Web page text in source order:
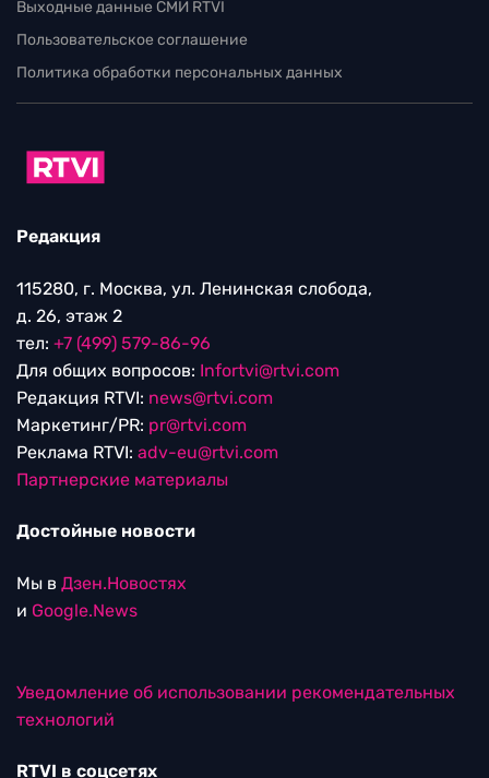
Выходные данные СМИ RTVI
Пользовательское соглашение
Политика обработки персональных данных
Редакция
115280, г. Москва, ул. Ленинская слобода,
д. 26, этаж 2
тел: +7 (499) 579-86-96
Для общих вопросов: Infortvi@rtvi.com
Редакция RTVI: news@rtvi.com
Маркетинг/PR: pr@rtvi.com
Реклама RTVI: adv-eu@rtvi.com
Партнерские материалы
Достойные новости
Мы в Дзен.Новостях
и Google.News
Уведомление об использовании рекомендательных
технологий
RTVI в соцсетях